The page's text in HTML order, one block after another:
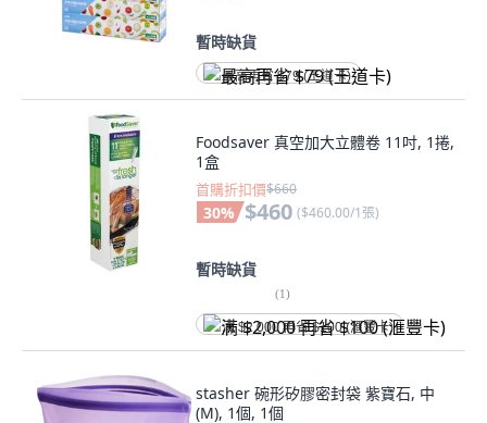
暫時缺貨
最高再省 $79 (王道卡)
Foodsaver 真空加大立體卷 11吋, 1捲,
1盒
首購折扣價$660
30% $460 ($460.00/1張)
暫時缺貨
(1)
满 $2,000 再省 $100 (滙豐卡)
stasher 碗形矽膠密封袋 紫寶石, 中
(M), 1個, 1個